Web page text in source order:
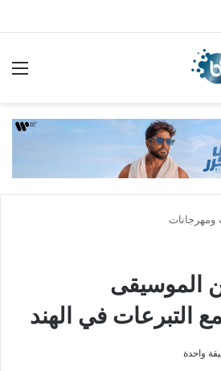
ومهرجانات
من الموسيقى
التبرعات في الهند
واحدة